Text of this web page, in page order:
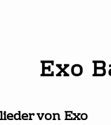
Exo
von Exo